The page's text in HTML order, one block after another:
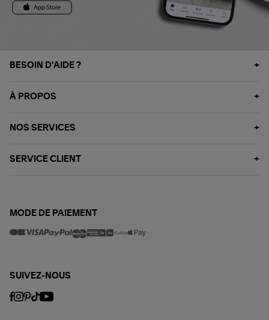
BESOIN D'AIDE ?
À PROPOS
NOS SERVICES
SERVICE CLIENT
MODE DE PAIEMENT
SUIVEZ-NOUS